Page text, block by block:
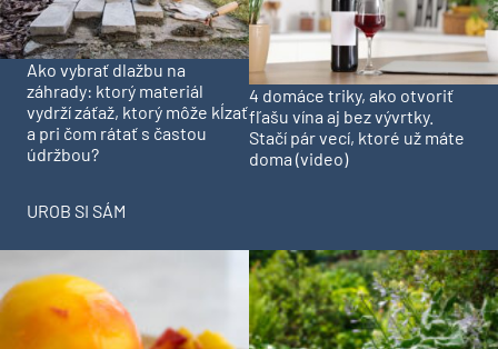
Ako vybrať dlažbu na
záhrady: ktorý materiál
vydrží záťaž, ktorý môže kĺzať
a pri čom rátať s častou
údržbou?
4 domáce triky, ako otvoriť
fľašu vína aj bez vývrtky.
Stačí pár vecí, ktoré už máte
doma (video)
UROB SI SÁM